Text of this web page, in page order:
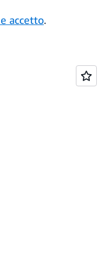
accetto.